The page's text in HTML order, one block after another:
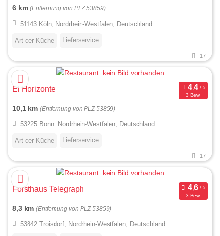
6 km (Entfernung von PLZ 53859)
51143 Köln, Nordrhein-Westfalen, Deutschland
Art der Küche Lieferservice
17
El Horizonte
3 Bew.
10,1 km (Entfernung von PLZ 53859)
53225 Bonn, Nordrhein-Westfalen, Deutschland
Art der Küche Lieferservice
17
Forsthaus Telegraph
3 Bew.
8,3 km (Entfernung von PLZ 53859)
53842 Troisdorf, Nordrhein-Westfalen, Deutschland